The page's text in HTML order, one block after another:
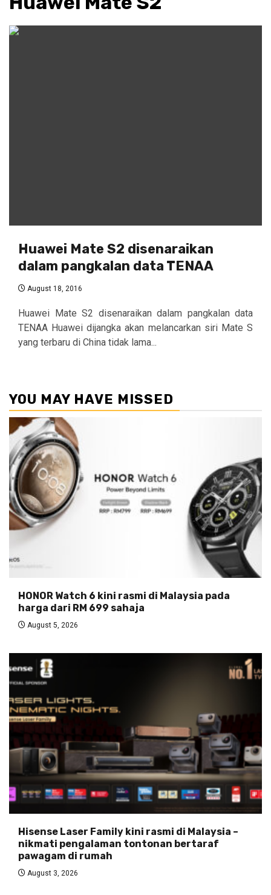
Huawei Mate S2 disenaraikan
dalam pangkalan data TENAA
August 18, 2016
Huawei Mate S2 disenaraikan dalam pangkalan data
TENAA Huawei dijangka akan melancarkan siri Mate S
yang terbaru di China tidak lama...
YOU MAY HAVE MISSED
HONOR Watch 6 kini rasmi di Malaysia pada
harga dari RM 699 sahaja
August 5, 2026
Hisense Laser Family kini rasmi di Malaysia –
nikmati pengalaman tontonan bertaraf
pawagam di rumah
August 3, 2026